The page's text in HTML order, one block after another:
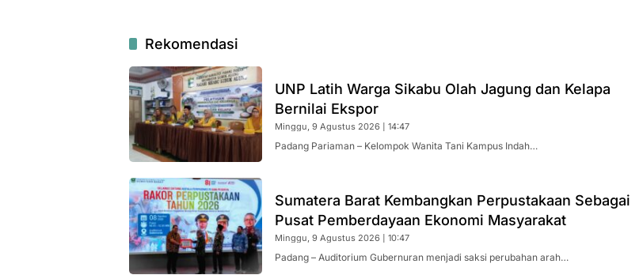
Rekomendasi
UNP Latih Warga Sikabu Olah Jagung dan Kelapa
Bernilai Ekspor
Minggu, 9 Agustus 2026 | 14:47
Padang Pariaman – Kelompok Wanita Tani Kampus Indah…
Sumatera Barat Kembangkan Perpustakaan Sebagai
Pusat Pemberdayaan Ekonomi Masyarakat
Minggu, 9 Agustus 2026 | 10:47
Padang – Auditorium Gubernuran menjadi saksi perubahan arah…